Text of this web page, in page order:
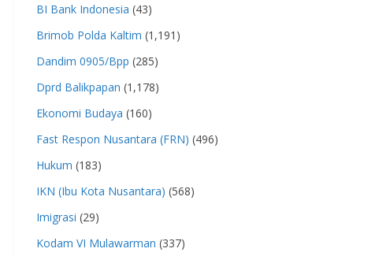
BI Bank Indonesia (43)
Brimob Polda Kaltim (1,191)
Dandim 0905/Bpp (285)
Dprd Balikpapan (1,178)
Ekonomi Budaya (160)
Fast Respon Nusantara (FRN) (496)
Hukum (183)
IKN (Ibu Kota Nusantara) (568)
Imigrasi (29)
Kodam VI Mulawarman (337)